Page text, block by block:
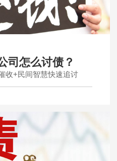
司怎么讨债？
收+民间智慧快速追讨